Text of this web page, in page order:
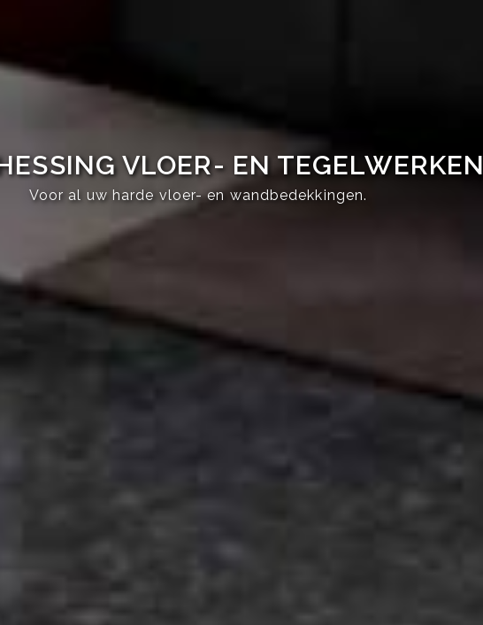
VLOER- EN TEGELWERKEN
Voor al uw harde vloer- en wandbedekkingen.